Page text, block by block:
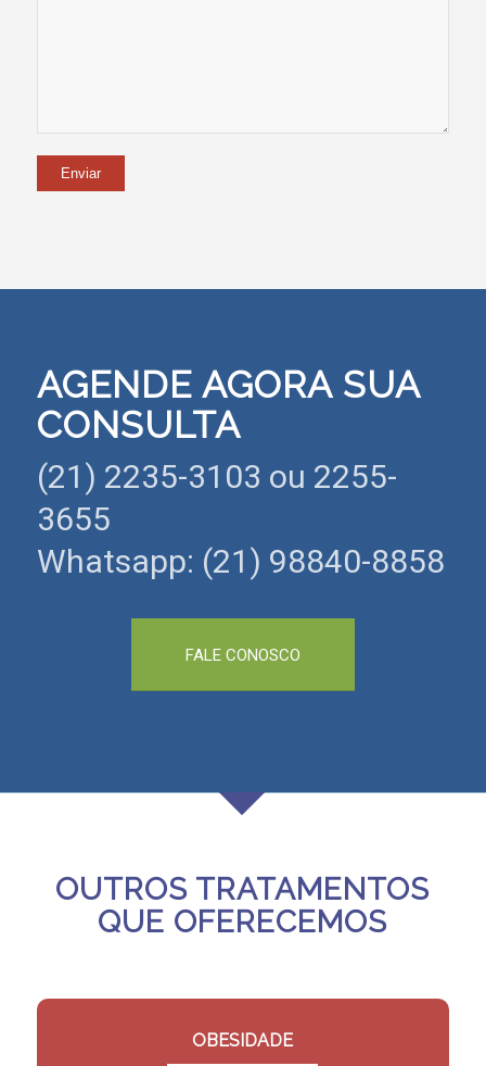
AGENDE AGORA SUA
CONSULTA
(21) 2235-3103 ou 2255-
3655
Whatsapp: (21) 98840-8858
FALE CONOSCO
OUTROS TRATAMENTOS
QUE OFERECEMOS
OBESIDADE